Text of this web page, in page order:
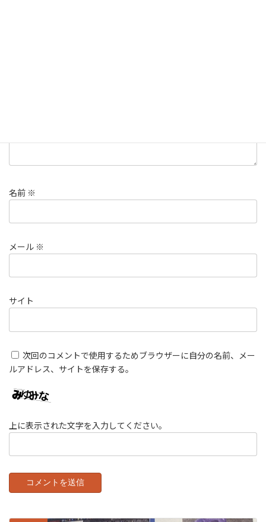
名前 ※
メール ※
サイト
次回のコメントで使用するためブラウザーに自分の名前、メー
ルアドレス、サイトを保存する。
上に表示された文字を入力してください。